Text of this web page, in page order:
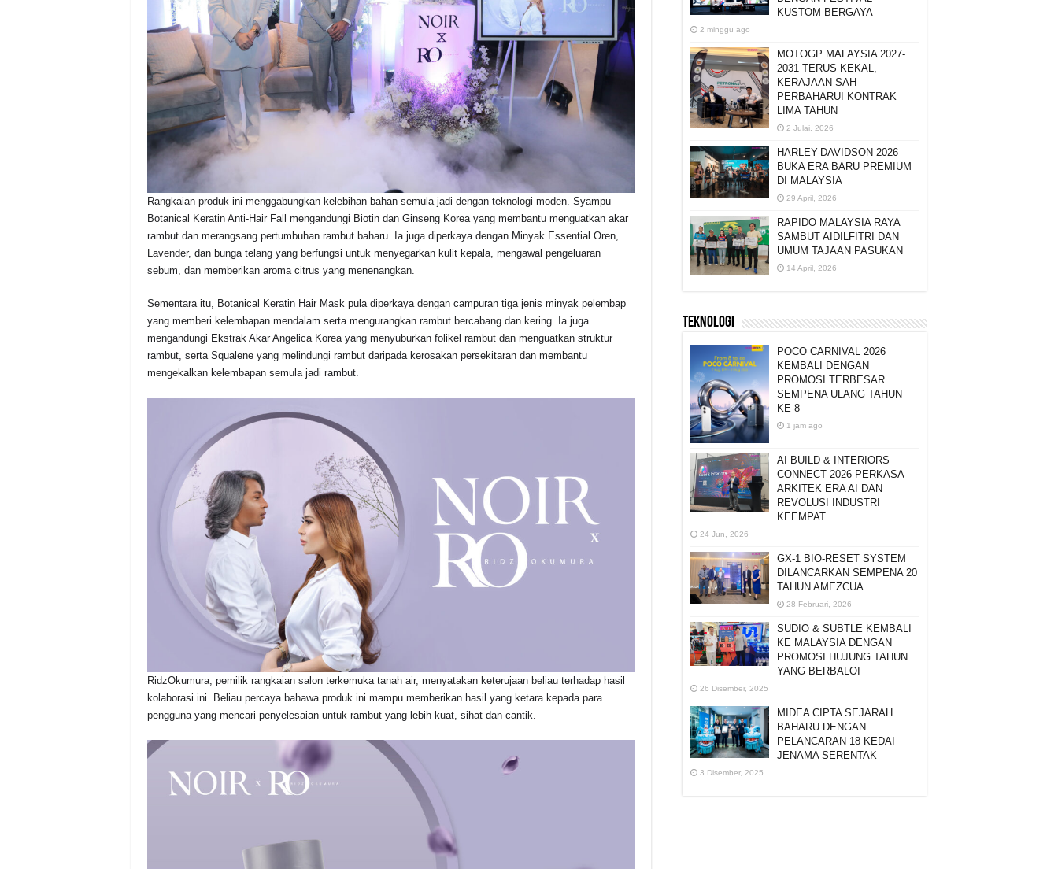
Rangkaian produk ini menggabungkan kelebihan bahan semula jadi dengan teknologi moden. Syampu
Botanical Keratin Anti-Hair Fall mengandungi Biotin dan Ginseng Korea yang membantu menguatkan akar
rambut dan merangsang pertumbuhan rambut baharu. Ia juga diperkaya dengan Minyak Essential Oren,
Lavender, dan bunga telang yang berfungsi untuk menyegarkan kulit kepala, mengawal pengeluaran
sebum, dan memberikan aroma citrus yang menenangkan.
Sementara itu, Botanical Keratin Hair Mask pula diperkaya dengan campuran tiga jenis minyak pelembap
yang memberi kelembapan mendalam serta mengurangkan rambut bercabang dan kering. Ia juga
mengandungi Ekstrak Akar Angelica Korea yang menyuburkan folikel rambut dan menguatkan struktur
rambut, serta Squalene yang melindungi rambut daripada kerosakan persekitaran dan membantu
mengekalkan kelembapan semula jadi rambut.
RidzOkumura, pemilik rangkaian salon terkemuka tanah air, menyatakan keterujaan beliau terhadap hasil
kolaborasi ini. Beliau percaya bahawa produk ini mampu memberikan hasil yang ketara kepada para
pengguna yang mencari penyelesaian untuk rambut yang lebih kuat, sihat dan cantik.
KUSTOM BERGAYA
2 minggu ago
MOTOGP MALAYSIA 2027-
2031 TERUS KEKAL,
KERAJAAN SAH
PERBAHARUI KONTRAK
LIMA TAHUN
2 Julai, 2026
HARLEY-DAVIDSON 2026
BUKA ERA BARU PREMIUM
DI MALAYSIA
29 April, 2026
RAPIDO MALAYSIA RAYA
SAMBUT AIDILFITRI DAN
UMUM TAJAAN PASUKAN
14 April, 2026
TEKNOLOGI
POCO CARNIVAL 2026
KEMBALI DENGAN
PROMOSI TERBESAR
SEMPENA ULANG TAHUN
KE-8
1 jam ago
AI BUILD & INTERIORS
CONNECT 2026 PERKASA
ARKITEK ERA AI DAN
REVOLUSI INDUSTRI
KEEMPAT
24 Jun, 2026
GX-1 BIO-RESET SYSTEM
DILANCARKAN SEMPENA 20
TAHUN AMEZCUA
28 Februari, 2026
SUDIO & SUBTLE KEMBALI
KE MALAYSIA DENGAN
PROMOSI HUJUNG TAHUN
YANG BERBALOI
26 Disember, 2025
MIDEA CIPTA SEJARAH
BAHARU DENGAN
PELANCARAN 18 KEDAI
JENAMA SERENTAK
3 Disember, 2025